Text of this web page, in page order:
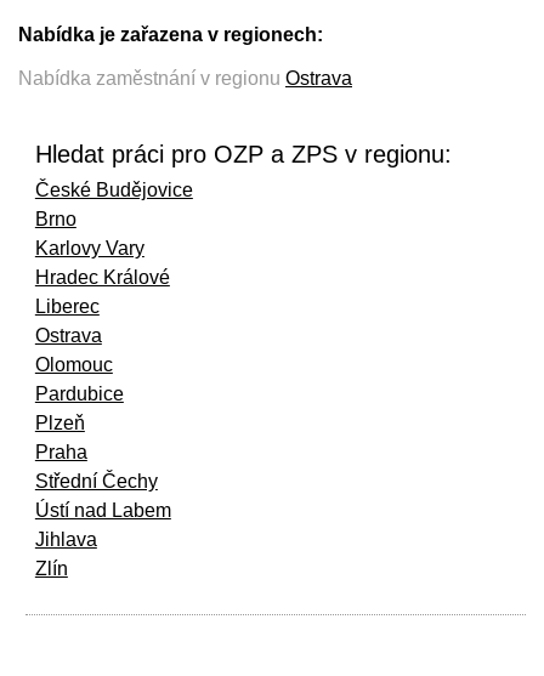
Nabídka je zařazena v regionech:
Nabídka zaměstnání v regionu Ostrava
Hledat práci pro OZP a ZPS v regionu:
České Budějovice
Brno
Karlovy Vary
Hradec Králové
Liberec
Ostrava
Olomouc
Pardubice
Plzeň
Praha
Střední Čechy
Ústí nad Labem
Jihlava
Zlín